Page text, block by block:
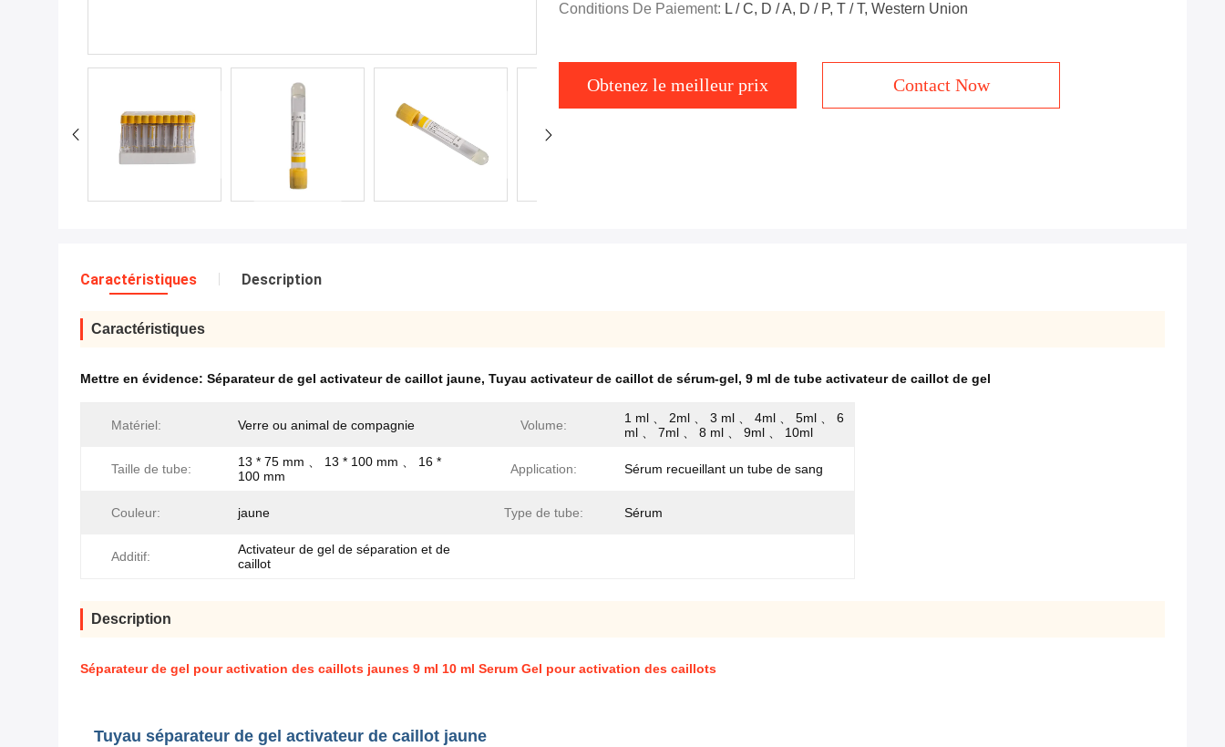
Conditions De Paiement: L / C, D / A, D / P, T / T, Western Union
Obtenez le meilleur prix Contact Now
Caractéristiques Description
Caractéristiques
Mettre en évidence: Séparateur de gel activateur de caillot jaune, Tuyau activateur de caillot de sérum-gel, 9 ml de tube activateur de caillot de gel
Matériel: Verre ou animal de compagnie Volume:
1 ml 、 2ml 、 3 ml 、 4ml 、 5ml 、 6
ml 、 7ml 、 8 ml 、 9ml 、 10ml
Taille de tube:
13 * 75 mm 、 13 * 100 mm 、 16 *
100 mm
Application: Sérum recueillant un tube de sang
Couleur: jaune Type de tube: Sérum
Additif:
Activateur de gel de séparation et de
caillot
Description
Séparateur de gel pour activation des caillots jaunes 9 ml 10 ml Serum Gel pour activation des caillots
Tuyau séparateur de gel activateur de caillot jaune